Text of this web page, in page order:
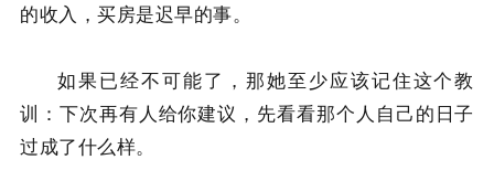
的收入，买房是迟早的事。
如果已经不可能了，那她至少应该记住这个教
训：下次再有人给你建议，先看看那个人自己的日子
过成了什么样。